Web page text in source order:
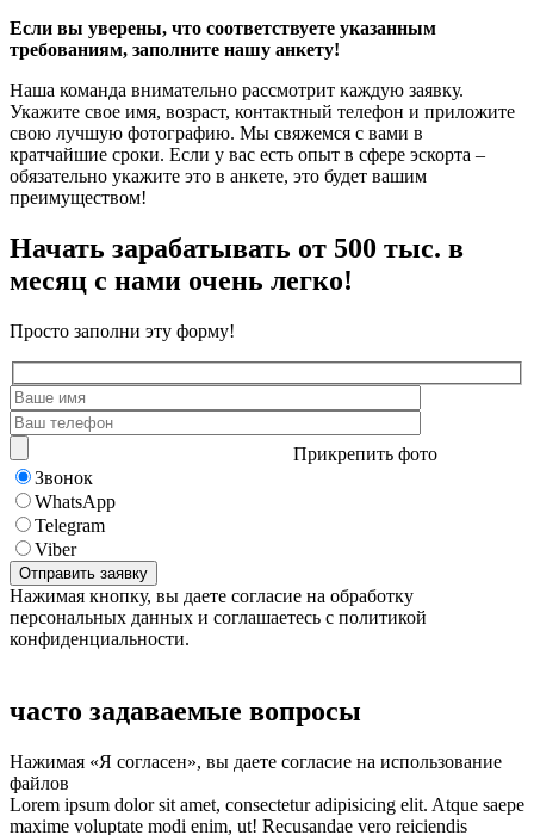
Если вы уверены, что соответствуете указанным
требованиям, заполните нашу анкету!
Наша команда внимательно рассмотрит каждую заявку.
Укажите свое имя, возраст, контактный телефон и приложите
свою лучшую фотографию. Мы свяжемся с вами в
кратчайшие сроки. Если у вас есть опыт в сфере эскорта –
обязательно укажите это в анкете, это будет вашим
преимуществом!
Начать зарабатывать от 500 тыс. в
месяц с нами очень легко!
Просто заполни эту форму!
Прикрепить фото
Звонок
WhatsApp
Telegram
Viber
Нажимая кнопку, вы даете согласие на обработку
персональных данных и соглашаетесь с политикой
конфиденциальности.
часто задаваемые вопросы
Нажимая «Я согласен», вы даете согласие на использование
файлов
Lorem ipsum dolor sit amet, consectetur adipisicing elit. Atque saepe
maxime voluptate modi enim, ut! Recusandae vero reiciendis